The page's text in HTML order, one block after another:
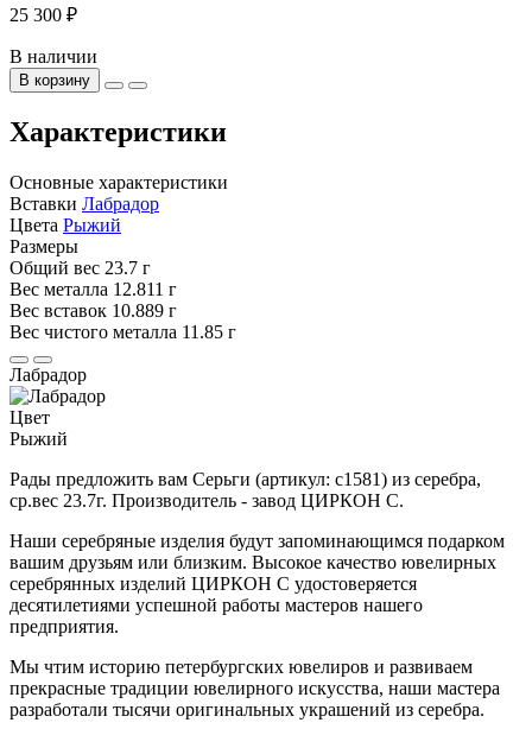
25 300 ₽
В наличии
В корзину
Характеристики
Основные характеристики
Вставки Лабрадор
Цвета Рыжий
Размеры
Общий вес 23.7 г
Вес металла 12.811 г
Вес вставок 10.889 г
Вес чистого металла 11.85 г
Лабрадор
Цвет
Рыжий
Рады предложить вам Серьги (артикул: с1581) из серебра,
ср.вес 23.7г. Производитель - завод ЦИРКОН С.
Наши серебряные изделия будут запоминающимся подарком
вашим друзьям или близким. Высокое качество ювелирных
серебрянных изделий ЦИРКОН С удостоверяется
десятилетиями успешной работы мастеров нашего
предприятия.
Мы чтим историю петербургских ювелиров и развиваем
прекрасные традиции ювелирного искусства, наши мастера
разработали тысячи оригинальных украшений из серебра.